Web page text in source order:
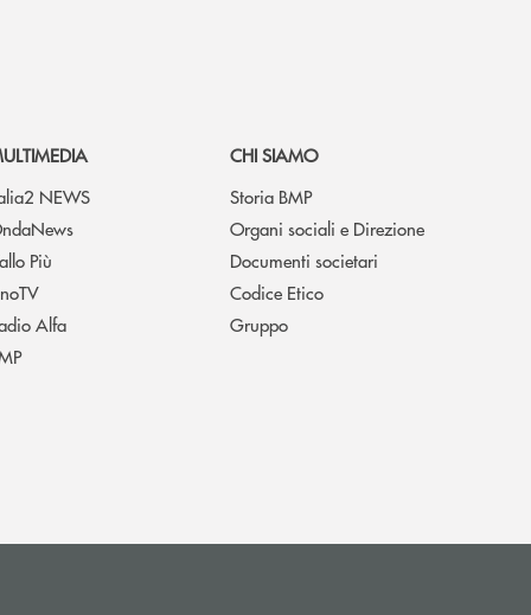
NEWS
Più
Alfa
CHI SIAMO
Storia BMP
Organi sociali e Direzione
Documenti societari
Codice Etico
Gruppo